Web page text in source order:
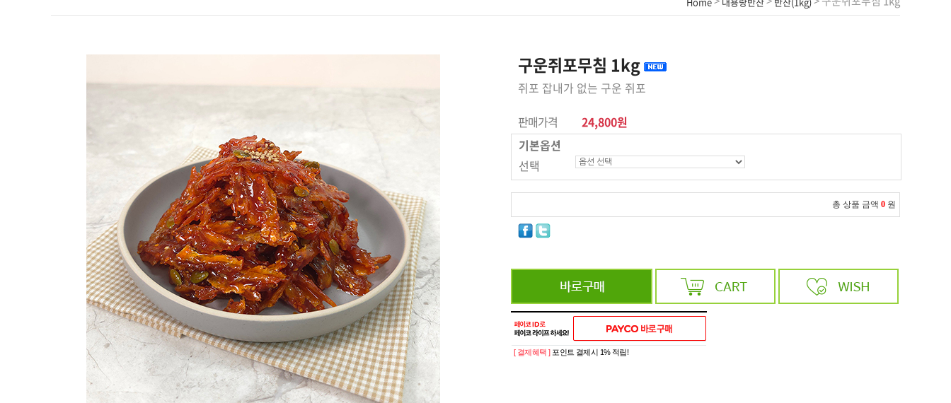
구운쥐포무침 1kg
쥐포 잡내가 없는 구운 쥐포
판매가격
24,800원
기본옵션
선택
총 상품 금액 0 원
[ 결제혜택 ] 포인트 결제시 1% 적립!